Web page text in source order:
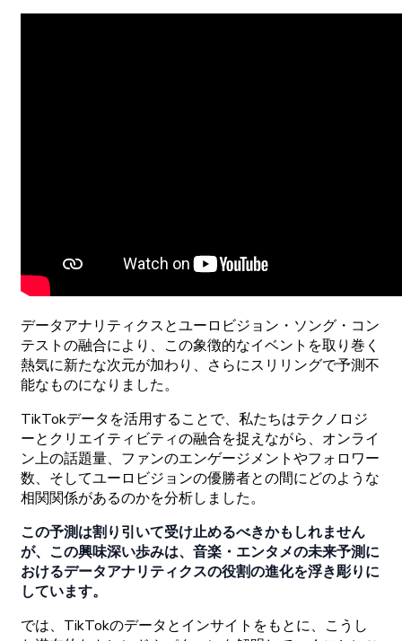
データアナリティクスとユーロビジョン ・ ソング ・ コン
テストの融合により、 この象徴的なイベントを取り巻く
熱気に新たな次元が加わり、さらにスリリングで予測不
能なものになりました。
TikTokデータを活用することで、 私たちはテクノロジ
ーと クリエイティビティの融合を捉えながら、 オンライ
ン上の話題量、 ファンのエンゲージメントやフォロワー
数、 そしてユーロビジョンの優勝者との間にどのような
相関関係があるのかを分析しました。
この予測は割り引いて受け止めるべきかもしれません
が、 この興味深い歩みは、 音楽 ・ エンタメの未来予測に
おけるデータアナリティクスの役割の進化を浮き彫りに
しています。
では、 TikTokのデータとインサイトをもとに、 こうし